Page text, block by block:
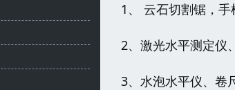
1、 云石切割锯，手
2、激光水平测定仪
3、水泡水平仪、卷